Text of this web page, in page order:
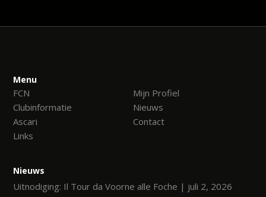
Menu
FCN
Mijn Profiel
Clubinformatie
Nieuws
Ascari
Contact
Links
Nieuws
Uitnodiging: Il Tour da Voorne alle Foche | juli 2, 2026